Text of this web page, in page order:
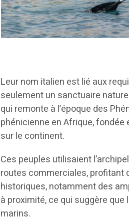
Leur nom italien est lié aux
seulement un sanctuaire
qui remonte à l’époque des
phénicienne en Afrique, fondée
sur le continent.
Ces peuples utilisaient
routes commerciales, profitant
historiques, notamment des
à proximité, ce qui suggère
marins.